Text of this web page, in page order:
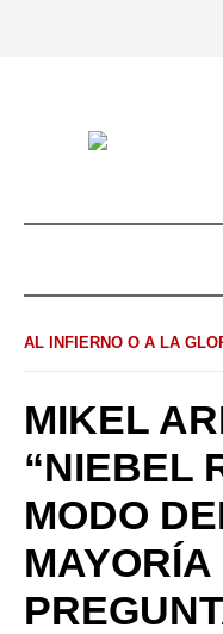
AL INFIERNO O A LA
MIKEL
“NIEBEL
MODO